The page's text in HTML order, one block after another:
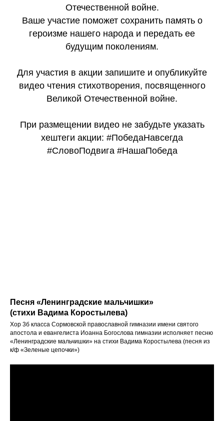
Отечественной войне.
Ваше участие поможет сохранить память о
героизме нашего народа и передать ее
будущим поколениям.
Для участия в акции запишите и опубликуйте
видео чтения стихотворения, посвященного
Великой Отечественной войне.
При размещении видео не забудьте указать
хештеги акции: #ПобедаНавсегда
#СловоПодвига #НашаПобеда
Песня «Ленинградские мальчишки»
(стихи Вадима Коростылева)
Хор 3б класса Сормовской православной гимназии имени святого
апостола и евангелиста Иоанна Богослова гимназии исполняет песню
«Ленинградские мальчишки» на стихи Вадима Коростылева (песня из
к/ф «Зеленые цепочки»)